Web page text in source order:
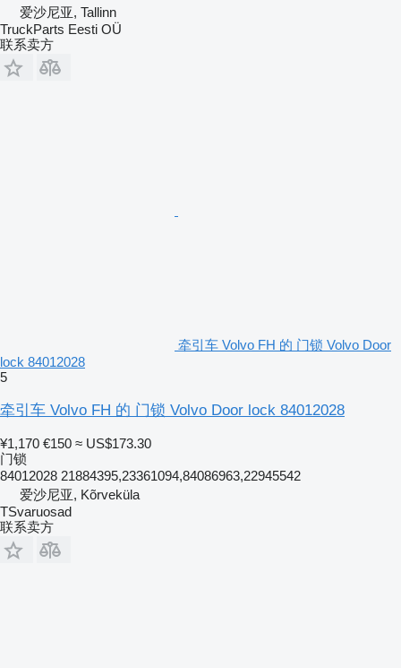
爱沙尼亚, Tallinn
TruckParts Eesti OÜ
联系卖方
牵引车 Volvo FH 的 门锁 Volvo Door
lock 84012028
5
牵引车 Volvo FH 的 门锁 Volvo Door lock 84012028
¥1,170 €150 ≈ US$173.30
门锁
84012028 21884395,23361094,84086963,22945542
爱沙尼亚, Kõrveküla
TSvaruosad
联系卖方